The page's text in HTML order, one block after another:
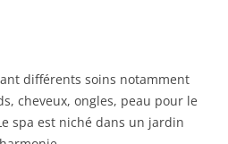
différents soins notamment
cheveux, ongles, peau pour le
spa est niché dans un jardin